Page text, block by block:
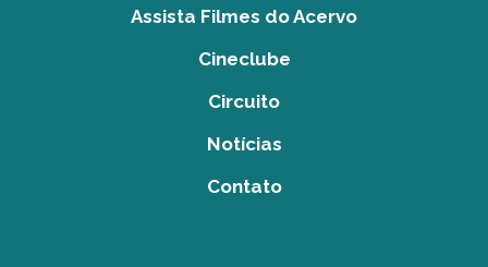
Assista Filmes do Acervo
Cineclube
Circuito
Notícias
Contato